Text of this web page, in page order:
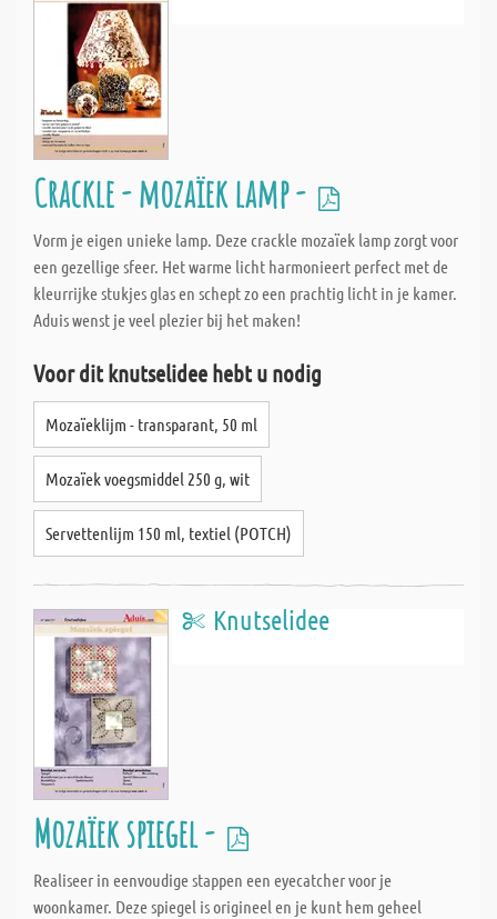
Crackle - mozaïek lamp -
Vorm je eigen unieke lamp. Deze crackle mozaïek lamp zorgt voor
een gezellige sfeer. Het warme licht harmonieert perfect met de
kleurrijke stukjes glas en schept zo een prachtig licht in je kamer.
Aduis wenst je veel plezier bij het maken!
Voor dit knutselidee hebt u nodig
Mozaïeklijm - transparant, 50 ml
Mozaïek voegsmiddel 250 g, wit
Servettenlijm 150 ml, textiel (POTCH)
Knutselidee
Mozaïek spiegel -
Realiseer in eenvoudige stappen een eyecatcher voor je
woonkamer. Deze spiegel is origineel en je kunt hem geheel